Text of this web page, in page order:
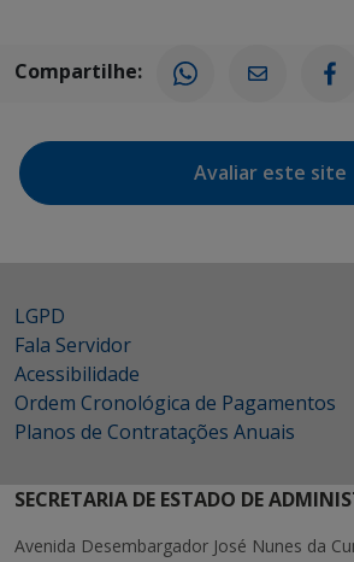
Compartilhe:
Avaliar este site
LGPD
Fala Servidor
Acessibilidade
Ordem Cronológica de Pagamentos
Planos de Contratações Anuais
SECRETARIA DE ESTADO DE
Avenida Desembargador José Nunes da